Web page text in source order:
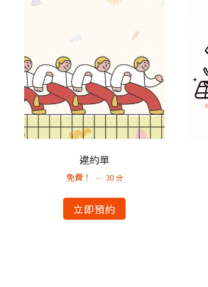
違約單
免費！ 30 分
立即預約